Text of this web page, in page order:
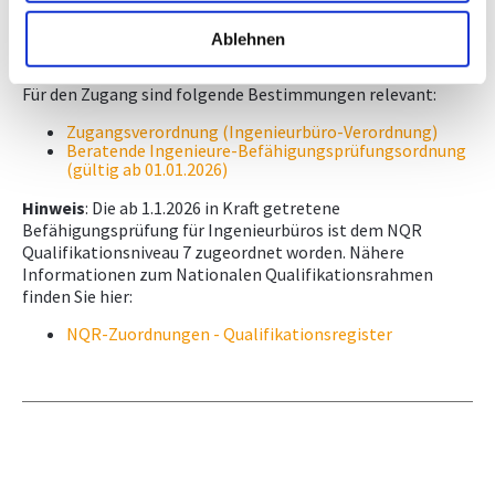
Ablehnen
den Zugang zum Gewerbe "Ingenieurbüro"
Für den Zugang sind folgende Bestimmungen relevant:
Zugangsverordnung (Ingenieurbüro-Verordnung)
Beratende Ingenieure-Befähigungsprüfungsordnung
(gültig ab 01.01.2026)
Hinweis: Die ab 1.1.2026 in Kraft getretene
Befähigungsprüfung für Ingenieurbüros ist dem NQR
Qualifikationsniveau 7 zugeordnet worden. Nähere
Informationen zum Nationalen Qualifikationsrahmen
finden Sie hier:
NQR-Zuordnungen - Qualifikationsregister